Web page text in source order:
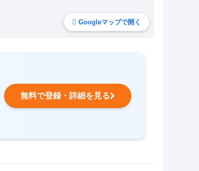
Googleマップで開く
無料で登録・詳細を見る